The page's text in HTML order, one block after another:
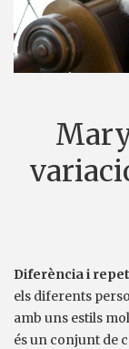
Diferència i
els diferents
amb uns estils
és un conjunt de